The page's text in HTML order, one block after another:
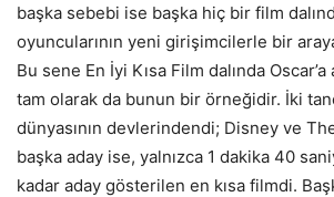
başka sebebi ise başka hiç bir film
oyuncularının yeni girişimcilerle bir
Bu sene En İyi Kısa Film dalında
tam olarak da bunun bir örneğidir. İki
dünyasının devlerindendi; Disney ve
başka aday ise, yalnızca 1 dakika 40
kadar aday gösterilen en kısa filmdi.